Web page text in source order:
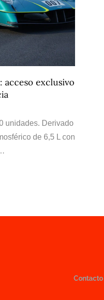
exclusivo
unidades. Derivado
de 6,5 L con
Contacto